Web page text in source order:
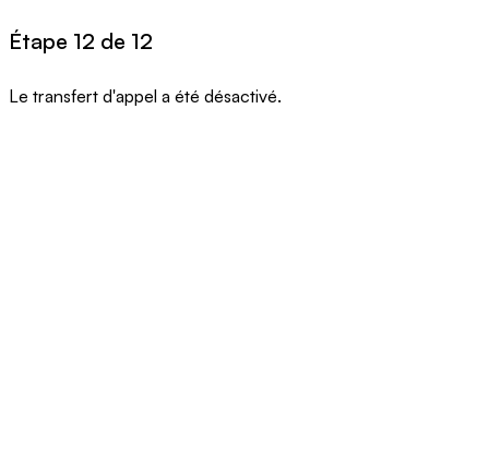
Étape 12 de 12
Le transfert d'appel a été désactivé.